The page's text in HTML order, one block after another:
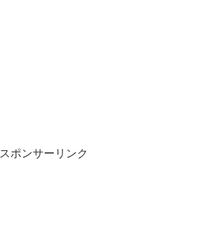
スポンサーリンク